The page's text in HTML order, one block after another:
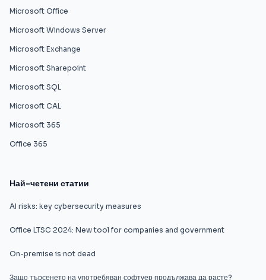
Microsoft Office
Microsoft Windows Server
Microsoft Exchange
Microsoft Sharepoint
Microsoft SQL
Microsoft CAL
Microsoft 365
Office 365
Най-четени статии
AI risks: key cybersecurity measures
Office LTSC 2024: New tool for companies and government
On-premise is not dead
Защо търсенето на употребяван софтуер продължава да расте?